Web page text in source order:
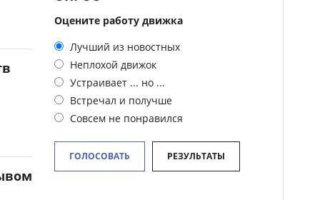
Оцените работу движка
Лучший из новостных
Неплохой движок
Устраивает ... но ...
Встречал и получше
Совсем не понравился
ГОЛОСОВАТЬ РЕЗУЛЬТАТЫ